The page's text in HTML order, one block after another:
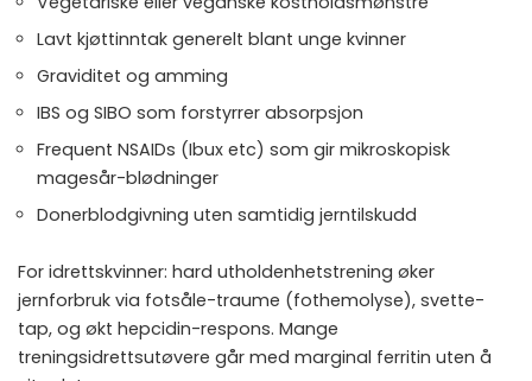
Lavt kjøttinntak generelt blant unge kvinner
Graviditet og amming
IBS og SIBO som forstyrrer absorpsjon
Frequent NSAIDs (Ibux etc) som gir mikroskopisk
magesår-blødninger
Donerblodgivning uten samtidig jerntilskudd
For idrettskvinner: hard utholdenhetstrening øker
jernforbruk via fotsåle-traume (fothemolyse), svette-
tap, og økt hepcidin-respons. Mange
treningsidrettsutøvere går med marginal ferritin uten å